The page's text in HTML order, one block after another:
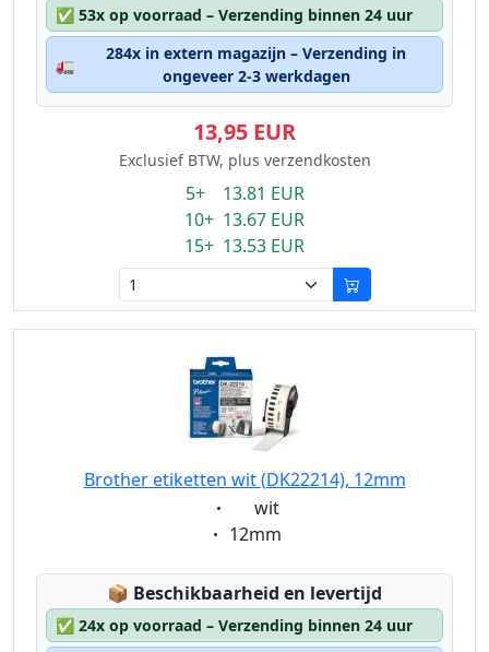
✅ 53x op voorraad – Verzending binnen 24 uur
🚛
284x in extern magazijn – Verzending in
ongeveer 2-3 werkdagen
13,95 EUR
Exclusief BTW, plus verzendkosten
5+ 13.81 EUR
10+ 13.67 EUR
15+ 13.53 EUR
Brother etiketten wit (DK22214), 12mm
Eigenschaft:
wit
Eigenschaft:
12mm
📦 Lagerstatus:
Beschikbaarheid en levertijd
✅ 24x op voorraad – Verzending binnen 24 uur